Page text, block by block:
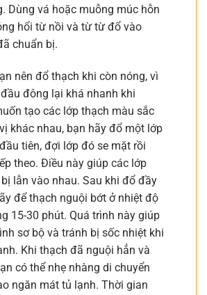
Dùng vá hoặc muỗng múc hỗn
hổi từ nồi và từ từ đổ vào
chuẩn bị.
nên đổ thạch khi còn nóng, vì
đông lại khá nhanh khi
tạo các lớp thạch màu sắc
khác nhau, bạn hãy đổ một lớp
tiên, đợi lớp đó se mặt rồi
theo. Điều này giúp các lớp
lẫn vào nhau. Sau khi đổ đầy
để thạch nguội bớt ở nhiệt độ
15-30 phút. Quá trình này giúp
sơ bộ và tránh bị sốc nhiệt khi
Khi thạch đã nguội hẳn và
có thể nhẹ nhàng di chuyển
ngăn mát tủ lạnh. Thời gian